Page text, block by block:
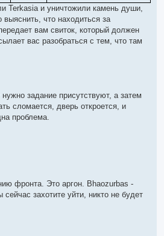
Terkasia и уничтожили камень души,
выяснить, что находиться за
вам свиток, который должен
вас разобраться с тем, что там
задание присутствуют, а затем
сломается, дверь откроется, и
проблема.
фронта. Это аргон. Bhaozurbas -
захотите уйти, никто не будет